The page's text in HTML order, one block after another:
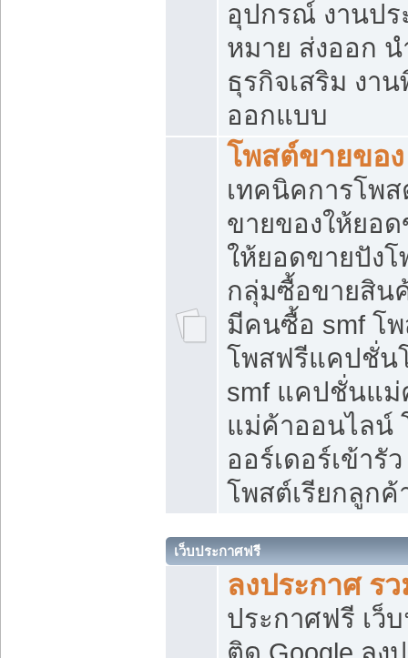
อุปกรณ์ งานป
หมาย ส่งออก น
ธุรกิจเสริม งา
ออกแบบ
โพสต์ขายของ
เทคนิคการโพ
ขายของให้ยอ
ให้ยอดขายปัง
กลุ่มซื้อขายสิน
มีคนซื้อ smf โ
โพสฟรีแคปชั่น
smf แคปชั่นแ
แม่ค้าออนไลน์
ออร์เดอร์เข้ารั
โพสต์เรียกลูกค้
เว็บประกาศฟรี
ลงประกาศ ร
ประกาศฟรี เว็